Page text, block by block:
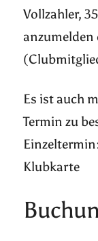
Vollzahler,
anzumelden
Es ist auch
Termin zu
Klubkarte